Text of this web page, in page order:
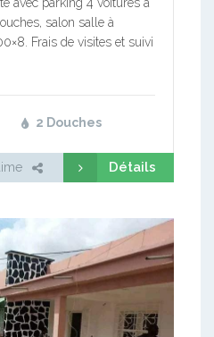
salon salle à
Frais de visites et suivi
2 Douches
Détails